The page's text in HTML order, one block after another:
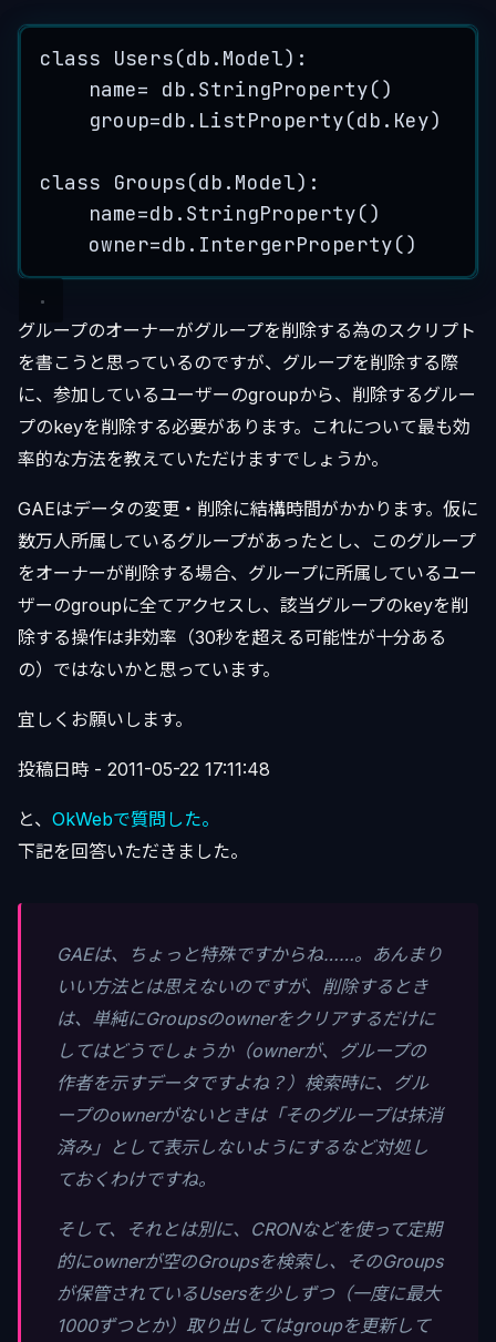
class Users(db . Model):
name= db . StringProperty()
group=db . ListProperty(db . Key)
class Groups(db . Model):
name=db . StringProperty()
owner=db . IntergerProperty()
グループのオーナーがグループを削除する為のスクリプト
を書こうと思っているのですが、グループを削除する際
に、参加しているユーザーのgroupから、削除するグルー
プのkeyを削除する必要があります。これについて最も効
率的な方法を教えていただけますでしょうか。
GAEはデータの変更・削除に結構時間がかかります。仮に
数万人所属しているグループがあったとし、このグループ
をオーナーが削除する場合、グループに所属しているユー
ザーのgroupに全てアクセスし、該当グループのkeyを削
除する操作は非効率（30秒を超える可能性が十分ある
の）ではないかと思っています。
宜しくお願いします。
投稿日時 - 2011-05-22 17:11:48
と、 OkWebで質問した。
下記を回答いただきました。
GAEは、ちょっと特殊ですからね……。あんまり
いい方法とは思えないのですが、削除するとき
は、単純にGroupsのownerをクリアするだけに
してはどうでしょうか（ownerが、グループの
作者を示すデータですよね？）検索時に、グル
ープのownerがないときは「そのグループは抹消
済み」として表示しないようにするなど対処し
ておくわけですね。
そして、それとは別に、CRONなどを使って定期
的にownerが空のGroupsを検索し、そのGroups
が保管されているUsersを少しずつ（一度に最大
1000ずつとか）取り出してはgroupを更新して